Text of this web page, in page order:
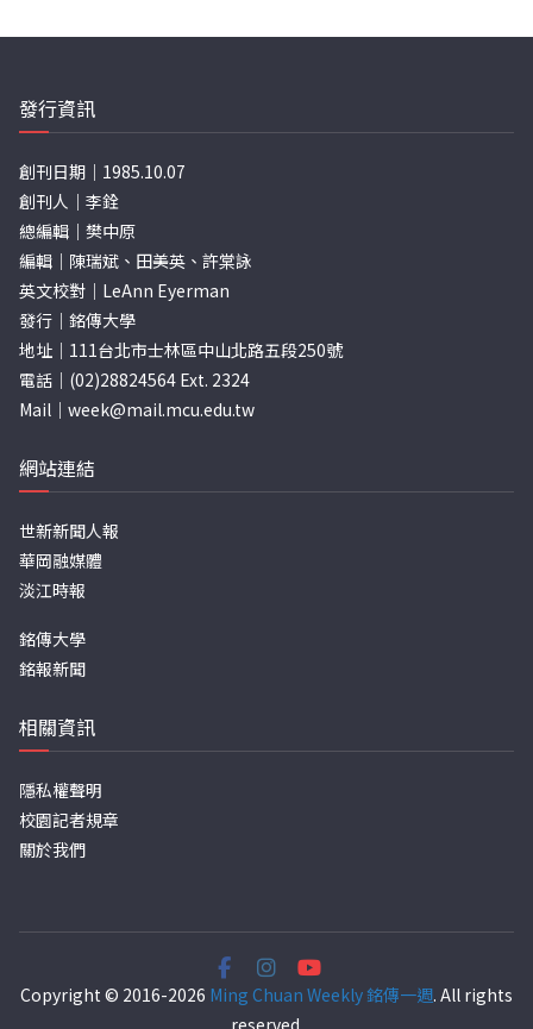
發行資訊
創刊日期｜1985.10.07
創刊人｜李銓
總編輯｜樊中原
編輯｜陳瑞斌、田美英、許棠詠
英文校對｜LeAnn Eyerman
發行｜銘傳大學
地址｜111台北市士林區中山北路五段250號
電話｜(02)28824564 Ext. 2324
Mail｜ week@mail.mcu.edu.tw
網站連結
世新新聞人報
華岡融媒體
淡江時報
銘傳大學
銘報新聞
相關資訊
隱私權聲明
校園記者規章
關於我們
Copyright © 2016-2026 Ming Chuan Weekly 銘傳一週. All rights
reserved.